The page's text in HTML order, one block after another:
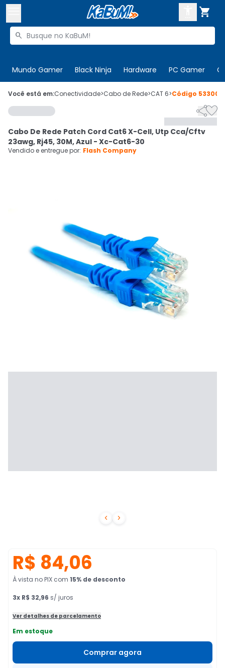

Buscar produtos

Mundo Gamer Black Ninja Hardware PC Gamer
 Olá. Acesse sua conta
 Departamentos
 Cupons
CADASTRE-SE
Você está em:Conectividade>Cabo de Rede>CAT 6>Código 533000
 

Cabo De Rede Patch Cord Cat6 X-Cell, Utp Cca/Cftv
23awg, Rj45, 30M, Azul - Xc-Cat6-30
Vendido e entregue por: Flash Company
R$ 84,06
À vista no PIX com 15% de desconto
3x R$ 32,96 s/ juros
Ver detalhes de parcelamento
Em estoque
Comprar agora